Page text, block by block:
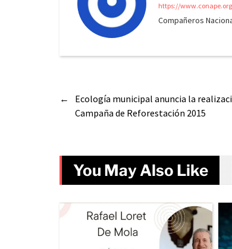
https://www.conape.org
Compañeros
←
Ecología municipal anuncia la
Campaña de Reforestación 2015
You May Also Like